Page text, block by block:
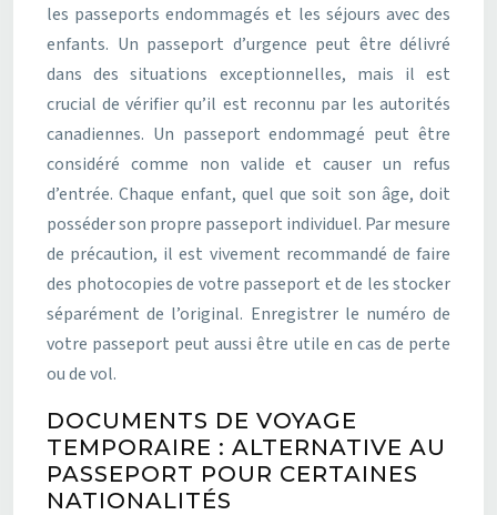
les passeports endommagés et les séjours avec des
enfants. Un passeport d’urgence peut être délivré
dans des situations exceptionnelles, mais il est
crucial de vérifier qu’il est reconnu par les autorités
canadiennes. Un passeport endommagé peut être
considéré comme non valide et causer un refus
d’entrée. Chaque enfant, quel que soit son âge, doit
posséder son propre passeport individuel. Par mesure
de précaution, il est vivement recommandé de faire
des photocopies de votre passeport et de les stocker
séparément de l’original. Enregistrer le numéro de
votre passeport peut aussi être utile en cas de perte
ou de vol.
DOCUMENTS DE VOYAGE
TEMPORAIRE : ALTERNATIVE AU
PASSEPORT POUR CERTAINES
NATIONALITÉS